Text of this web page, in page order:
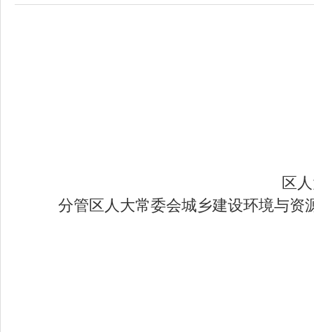
区
分管区人大常委会城乡建设环境与资